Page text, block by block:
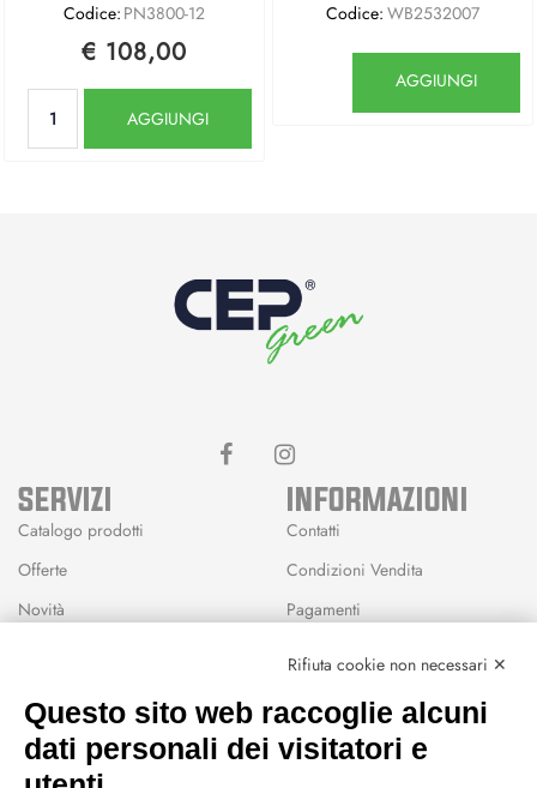
Codice: PN3800-12
€ 108,00
AGGIUNGI
Codice: WB2532007
AGGIUNGI
SERVIZI
Catalogo prodotti
Offerte
Novità
Wishlist
INFORMAZIONI
Contatti
Condizioni Vendita
Pagamenti
CEP GREEN
Rifiuta cookie non necessari ✕
Questo sito web raccoglie alcuni
dati personali dei visitatori e